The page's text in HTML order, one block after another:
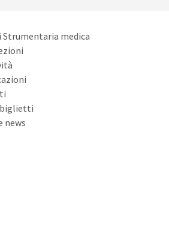
Strumentaria medica
biglietti
news